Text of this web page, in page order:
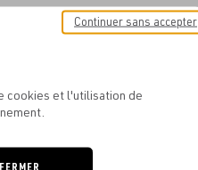
DE7.65€
cookies et l'utilisation de
Continuer sans accepter